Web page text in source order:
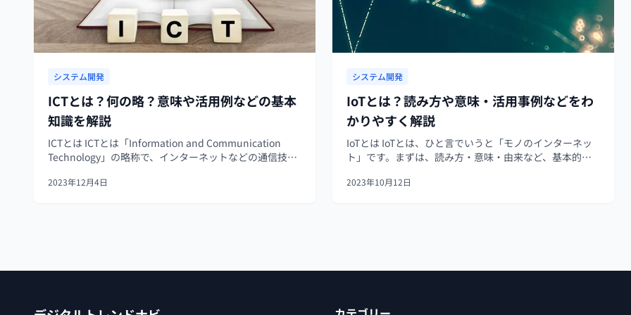
システム開発
ICTとは？何の略？意味や活用例などの基本
知識を解説
ICTとは ICTとは「Information and Communication
Technology」の略称で、インターネットなどの通信技術
す。ITよりも通信による情報や知識の共有を重視し...
2023年12月4日
システム開発
IoTとは？読み方や意味・活用事例などをわ
かりやすく解説
IoTとは IoTとは、ひと言でいうと「モノのインターネッ
ト」です。まずは、読み方・意味・由来など、基本的な
Things（インターネット・オブ・シングス）の略で「ア
2023年10月12日